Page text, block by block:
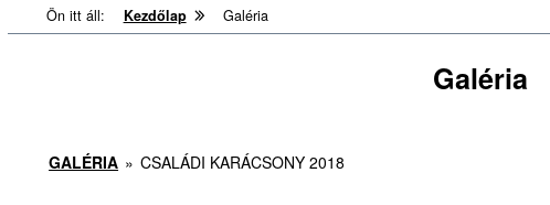
Ön itt áll: Kezdőlap Galéria
Galéria
GALÉRIA » CSALÁDI KARÁCSONY 2018